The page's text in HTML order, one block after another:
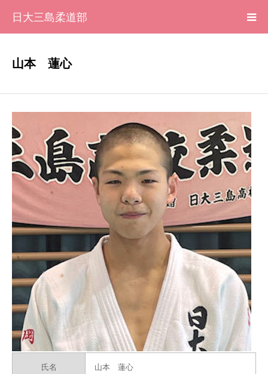
日大三島柔道部
山本 蓮心
氏名 山本 蓮心
大会記録
写真集
応援メッセージ一覧